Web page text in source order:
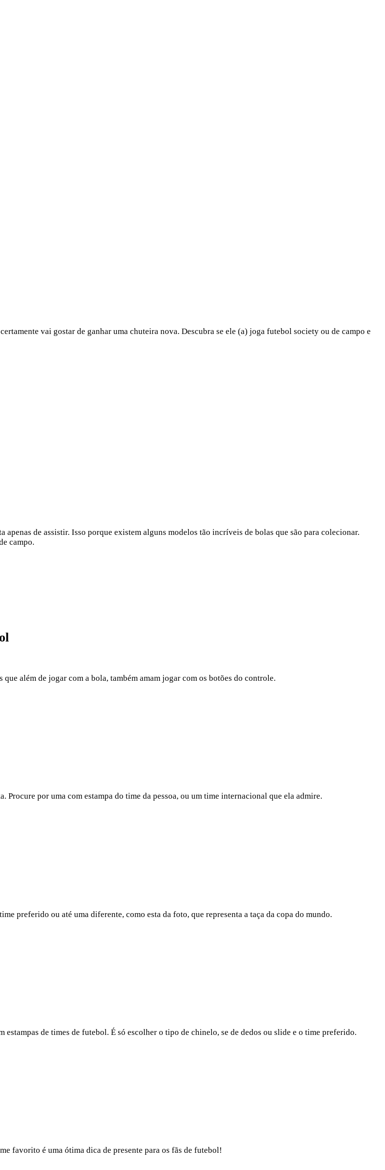
vai gostar de ganhar uma chuteira nova. Descubra se ele (a) joga futebol society ou de campo e
de assistir. Isso porque existem alguns modelos tão incríveis de bolas que são para colecionar.
campo.
além de jogar com a bola, também amam jogar com os botões do controle.
por uma com estampa do time da pessoa, ou um time internacional que ela admire.
preferido ou até uma diferente, como esta da foto, que representa a taça da copa do mundo.
de times de futebol. É só escolher o tipo de chinelo, se de dedos ou slide e o time preferido.
favorito é uma ótima dica de presente para os fãs de futebol!